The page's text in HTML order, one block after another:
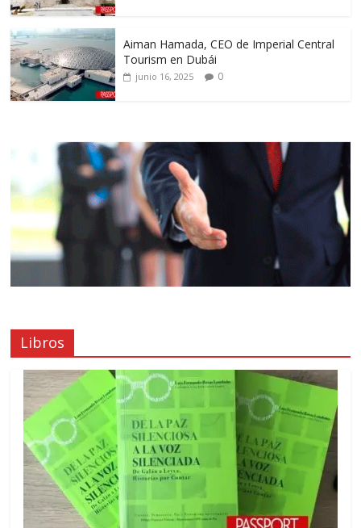
Aiman Hamada, CEO de Imperial Central
Tourism en Dubái
junio 16, 2025 0
Libros